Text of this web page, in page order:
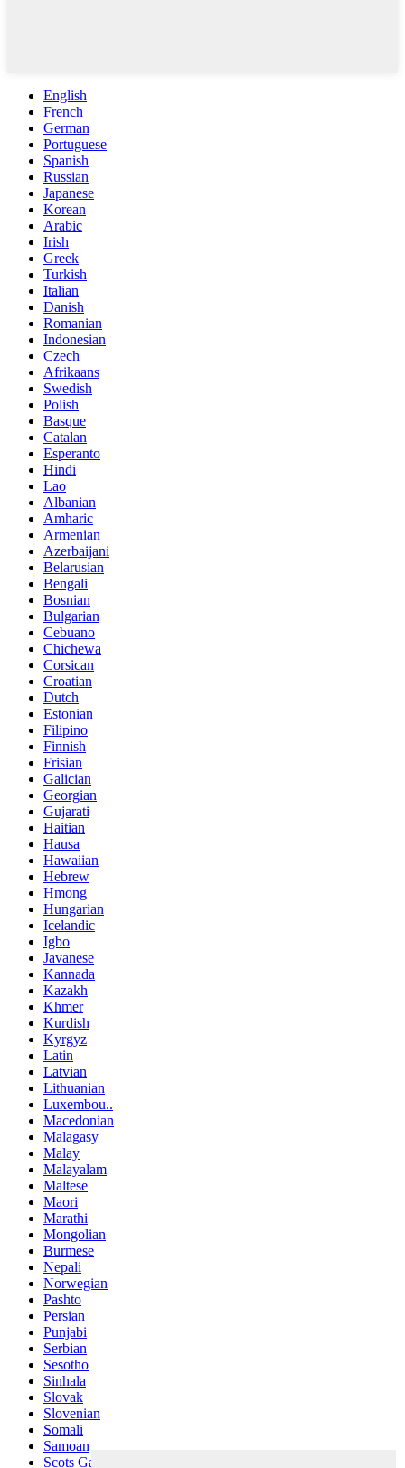
English
French
German
Portuguese
Spanish
Russian
Japanese
Korean
Arabic
Irish
Greek
Turkish
Italian
Danish
Romanian
Indonesian
Czech
Afrikaans
Swedish
Polish
Basque
Catalan
Esperanto
Hindi
Lao
Albanian
Amharic
Armenian
Azerbaijani
Belarusian
Bengali
Bosnian
Bulgarian
Cebuano
Chichewa
Corsican
Croatian
Dutch
Estonian
Filipino
Finnish
Frisian
Galician
Georgian
Gujarati
Haitian
Hausa
Hawaiian
Hebrew
Hmong
Hungarian
Icelandic
Igbo
Javanese
Kannada
Kazakh
Khmer
Kurdish
Kyrgyz
Latin
Latvian
Lithuanian
Luxembou..
Macedonian
Malagasy
Malay
Malayalam
Maltese
Maori
Marathi
Mongolian
Burmese
Nepali
Norwegian
Pashto
Persian
Punjabi
Serbian
Sesotho
Sinhala
Slovak
Slovenian
Somali
Samoan
Scots Gaelic